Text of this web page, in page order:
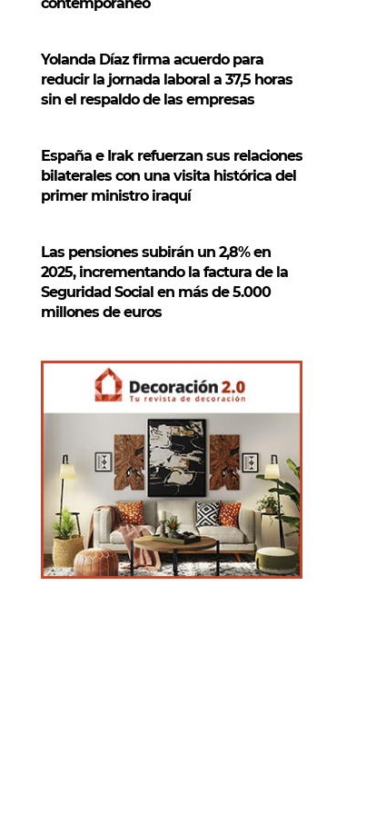
Yolanda Díaz firma acuerdo para
reducir la jornada laboral a 37,5 horas
sin el respaldo de las empresas
España e Irak refuerzan sus relaciones
bilaterales con una visita histórica del
primer ministro iraquí
Las pensiones subirán un 2,8% en
2025, incrementando la factura de la
Seguridad Social en más de 5.000
millones de euros